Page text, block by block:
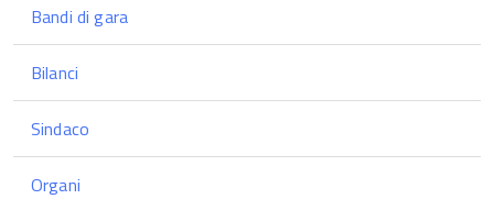
Bandi di gara
Bilanci
Sindaco
Organi